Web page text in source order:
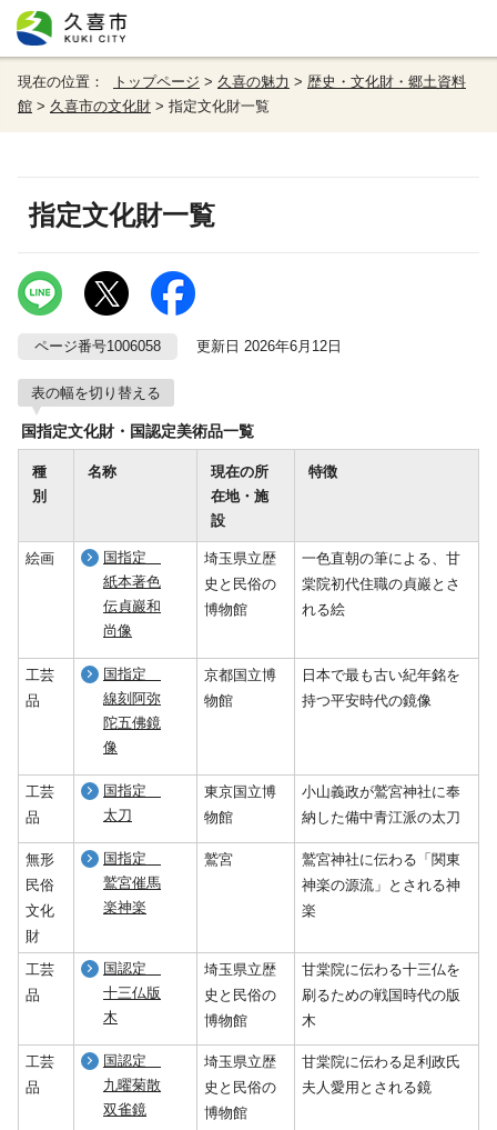
現在の位置： トップページ > 久喜の魅力 > 歴史・文化財・郷土資料
館 > 久喜市の文化財 > 指定文化財一覧
指定文化財一覧
ページ番号1006058 更新日 2026年6月12日
表の幅を切り替える
国指定文化財・国認定美術品一覧
種
別
名称
現在の所
在地・施
設
特徴
絵画
国指定
紙本著色
伝貞巖和
尚像
埼玉県立歴
史と民俗の
博物館
一色直朝の筆による、甘
棠院初代住職の貞巖とさ
れる絵
工芸
品
国指定
線刻阿弥
陀五佛鏡
像
京都国立博
物館
日本で最も古い紀年銘を
持つ平安時代の鏡像
工芸
品
国指定
太刀
東京国立博
物館
小山義政が鷲宮神社に奉
納した備中青江派の太刀
無形
民俗
文化
財
国指定
鷲宮催馬
楽神楽
鷲宮
鷲宮神社に伝わる「関東
神楽の源流」とされる神
楽
工芸
品
国認定
十三仏版
木
埼玉県立歴
史と民俗の
博物館
甘棠院に伝わる十三仏を
刷るための戦国時代の版
木
工芸
品
国認定
九曜菊散
双雀鏡
埼玉県立歴
史と民俗の
博物館
甘棠院に伝わる足利政氏
夫人愛用とされる鏡